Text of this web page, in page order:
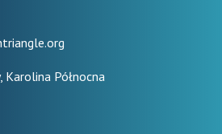
Północna